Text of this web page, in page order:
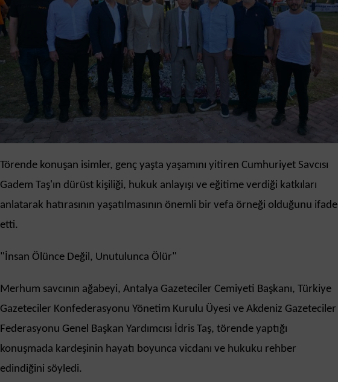
Törende konuşan isimler, genç yaşta yaşamını yitiren Cumhuriyet Savcısı
Gadem Taş'ın dürüst kişiliği, hukuk anlayışı ve eğitime verdiği katkıları
anlatarak hatırasının yaşatılmasının önemli bir vefa örneği olduğunu ifade
etti.
"İnsan Ölünce Değil, Unutulunca Ölür"
Merhum savcının ağabeyi, Antalya Gazeteciler Cemiyeti Başkanı, Türkiye
Gazeteciler Konfederasyonu Yönetim Kurulu Üyesi ve Akdeniz Gazeteciler
Federasyonu Genel Başkan Yardımcısı İdris Taş, törende yaptığı
konuşmada kardeşinin hayatı boyunca vicdanı ve hukuku rehber
edindiğini söyledi.